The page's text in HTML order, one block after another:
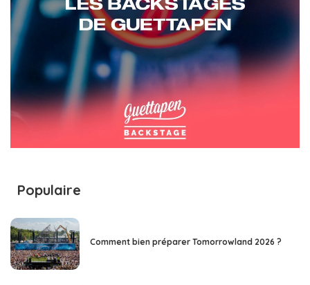
Populaire
Comment bien préparer Tomorrowland 2026 ?